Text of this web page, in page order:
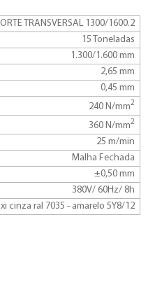
TRANSVERSAL 1300/1600.2
15 Toneladas
1.300/1.600 mm
2,65 mm
0,45 mm
240 N/mm2
360 N/mm2
25 m/min
Malha Fechada
±0,50 mm
380V/ 60Hz/ 8h
cinza ral 7035 - amarelo 5Y8/12